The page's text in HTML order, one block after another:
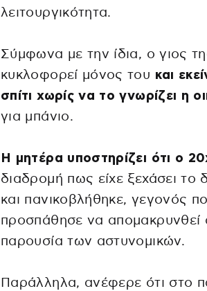
λειτουργικότητα.
Σύμφωνα με την ίδια, ο γιος
κυκλοφορεί μόνος του και
σπίτι χωρίς να το γνωρίζει η
για μπάνιο.
Η μητέρα υποστηρίζει ότι ο
διαδρομή πως είχε ξεχάσει το
και πανικοβλήθηκε, γεγονός
προσπάθησε να απομακρυνθεί
παρουσία των αστυνομικών.
Παράλληλα, ανέφερε ότι στο